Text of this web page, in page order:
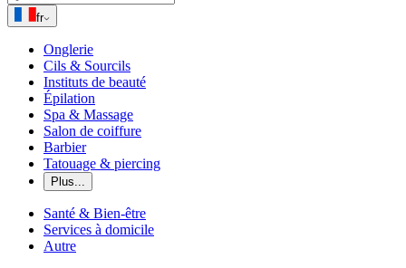
fr
Onglerie
Cils & Sourcils
Instituts de beauté
Épilation
Spa & Massage
Salon de coiffure
Barbier
Tatouage & piercing
Plus...
Santé & Bien-être
Services à domicile
Autre